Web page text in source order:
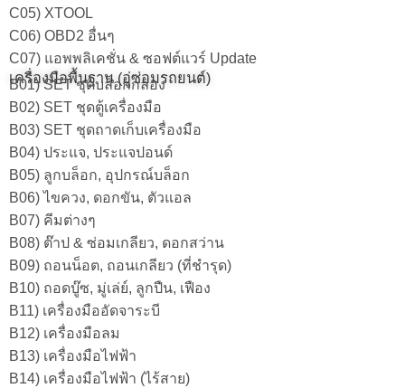
C05) XTOOL
C06) OBD2 อื่นๆ
C07) แอพพลิเคชั่น & ซอฟต์แวร์ Update
เครื่องมือพื้นฐาน (อู่ซ่อมรถยนต์)
B01) SET ชุดบล็อกกล่อง
B02) SET ชุดตู้เครื่องมือ
B03) SET ชุดถาดเก็บเครื่องมือ
B04) ประแจ, ประแจปอนด์
B05) ลูกบล็อก, อุปกรณ์บล็อก
B06) ไขควง, ดอกขัน, ตัวแอล
B07) คีมต่างๆ
B08) ต๊าป & ซ่อมเกลียว, ดอกสว่าน
B09) ถอนน็อต, ถอนเกลียว (ที่ชำรุด)
B10) ถอดบู๊ซ, มู่เล่ย์, ลูกปืน, เฟือง
B11) เครื่องมืออัดจาระบี
B12) เครื่องมือลม
B13) เครื่องมือไฟฟ้า
B14) เครื่องมือไฟฟ้า (ไร้สาย)